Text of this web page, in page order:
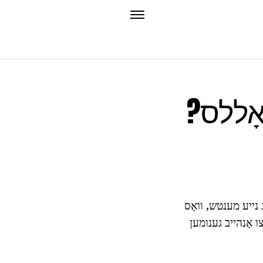
נייע מענטש, וואָס
אָנהייב גענומען